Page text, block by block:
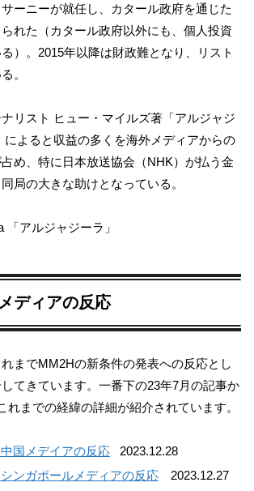
ーニーが就任し、カタール政府を通じた
れた（カタール政府以外にも、個人投資
）。2015年以降は財政難となり、リスト
。
リスト ヒュー・マイルズ著「アルジャジ
によると収益の多くを海外メディアからの
占め、特に日本放送協会（NHK）が払う金
局の大きな助けとなっている。
アルジャジーラ」
ディアの反応
までMM2Hの新条件の発表への反応とし
てきています。一番下の23年7月の記事か
れまでの経緯の詳細が紹介されています。
国メデイアの反応 2023.12.28
ンガポールメディアの反応 2023.12.27